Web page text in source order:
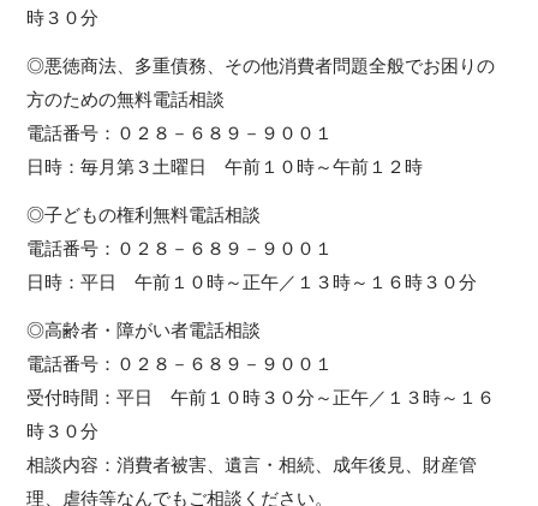
時３０分
◎悪徳商法、多重債務、その他消費者問題全般でお困りの
方のための無料電話相談
電話番号：０２８－６８９－９００１
日時：毎月第３土曜日 午前１０時～午前１２時
◎子どもの権利無料電話相談
電話番号：０２８－６８９－９００１
日時：平日 午前１０時～正午／１３時～１６時３０分
◎高齢者・障がい者電話相談
電話番号：０２８－６８９－９００１
受付時間：平日 午前１０時３０分～正午／１３時～１６
時３０分
相談内容：消費者被害、遺言・相続、成年後見、財産管
理、虐待等なんでもご相談ください。